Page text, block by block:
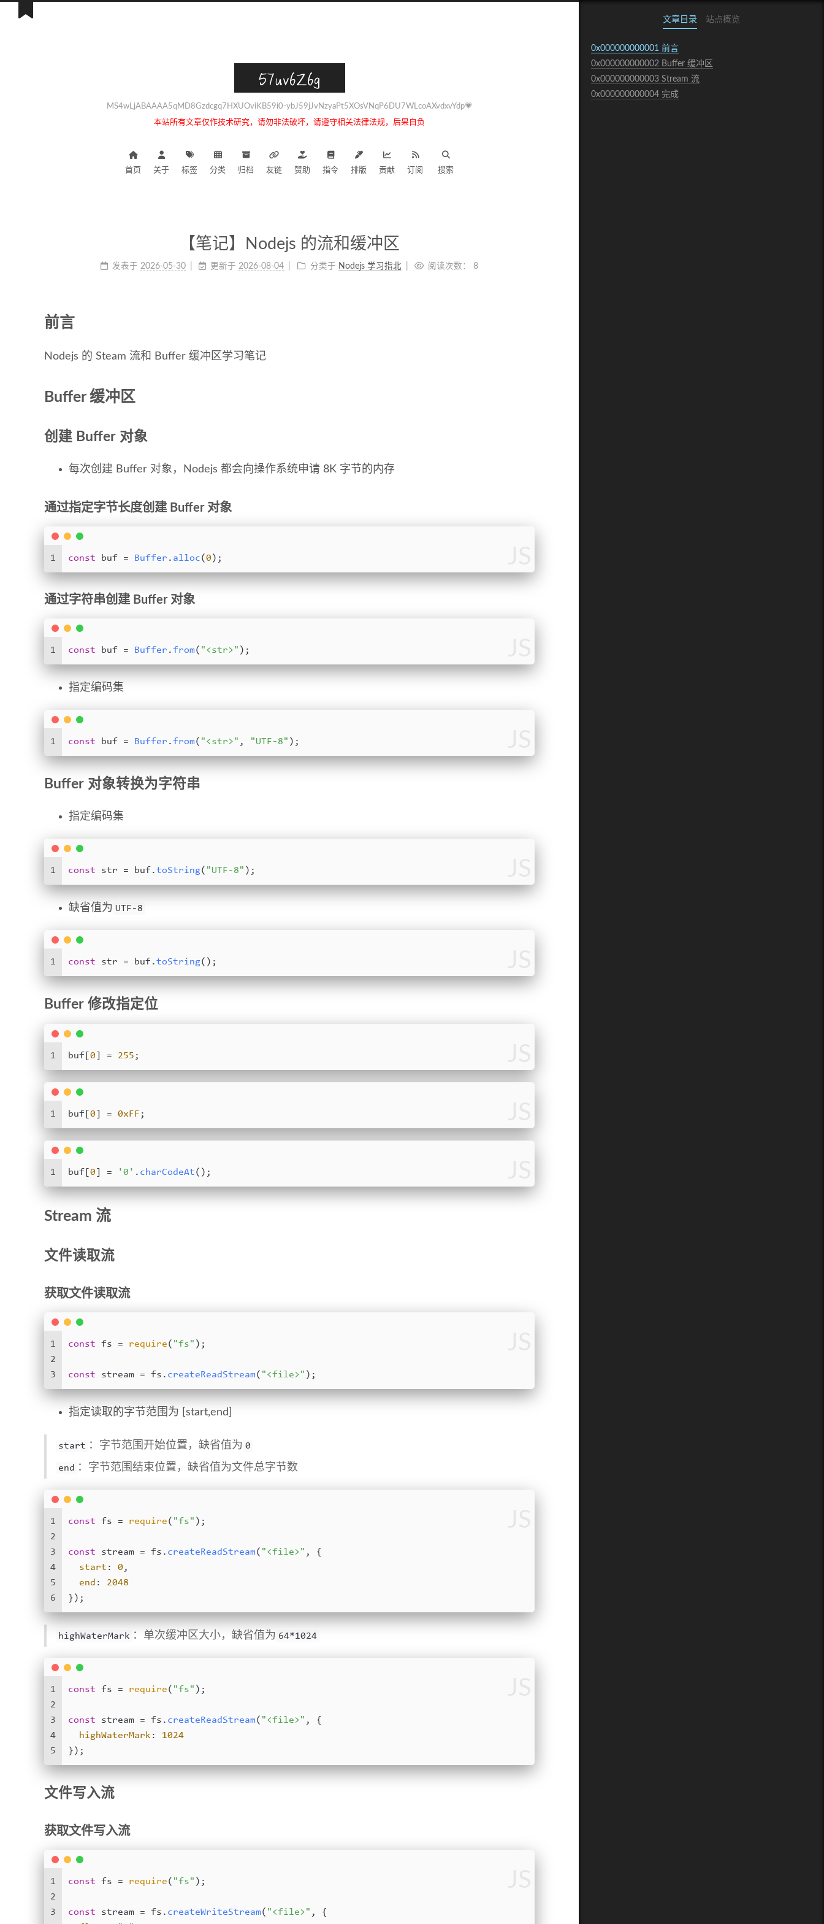
57uv6Z6g
MS4wLjABAAAA5qMD8Gzdcgq7HXUOviKB59i0-ybJ59jJvNzyaPt5XOsVNqP6DU7WLcoAXvdxvYdp💗
本站所有文章仅作技术研究，请勿非法破坏，请遵守相关法律法规，后果自负
首页 关于 标签 分类 归档 友链 赞助 指令 排版 贡献 订阅 搜索
文章目录 站点概览
0x000000000001 前言
0x000000000002 Buffer 缓冲区
0x000000000003 Stream 流
0x000000000004 完成
【笔记】Nodejs 的流和缓冲区
发表于 2026-05-30 更新于 2026-08-04 分类于 Nodejs 学习指北 阅读次数： 8
前言
Nodejs 的 Steam 流和 Buffer 缓冲区学习笔记
Buffer 缓冲区
创建 Buffer 对象
每次创建 Buffer 对象，Nodejs 都会向操作系统申请 8K 字节的内存
通过指定字节长度创建 Buffer 对象
1 const buf = Buffer . alloc(0 );
通过字符串创建 Buffer 对象
1 const buf = Buffer .from( "<str>" );
指定编码集
1 const buf = Buffer .from( "<str>" , "UTF-8" );
Buffer 对象转换为字符串
指定编码集
1 const str = buf.toString( "UTF-8" );
缺省值为 UTF-8
1 const str = buf.toString();
Buffer 修改指定位
1 buf[ 0 ] = 255 ;
1 buf[ 0 ] = 0xFF ;
1 buf[ 0 ] = '0' . charCodeAt();
Stream 流
文件读取流
获取文件读取流
1
2
3
const fs = require( "fs" );
const stream = fs. createReadStream( "<file>" );
指定读取的字节范围为 [start,end]
start ：字节范围开始位置，缺省值为 0
end ：字节范围结束位置，缺省值为文件总字节数
1
2
3
4
5
6
const fs = require( "fs" );
const stream = fs. createReadStream( "<file>" , {
start : 0 ,
end : 2048
});
highWaterMark ：单次缓冲区大小，缺省值为 64*1024
1
2
3
4
5
const fs = require( "fs" );
const stream = fs. createReadStream( "<file>" , {
highWaterMark : 1024
});
文件写入流
获取文件写入流
1
2
3
const fs = require( "fs" );
const stream = fs. createWriteStream( "<file>" , {